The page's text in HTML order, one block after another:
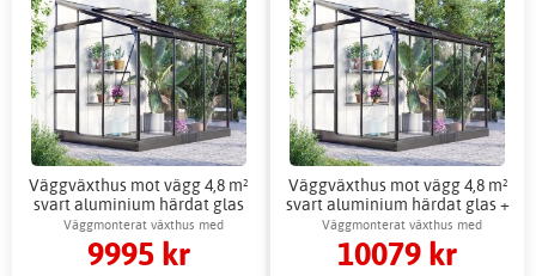
Väggväxthus mot vägg 4,8 m²
svart aluminium härdat glas
Väggmonterat växthus med
ventilationsfönster
9995 kr
Väggväxthus mot vägg 4,8 m²
svart aluminium härdat glas +
Växthustillbehör
Väggmonterat växthus med
ventilationsfönster
10079 kr